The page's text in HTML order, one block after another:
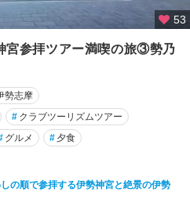
53
宮参拝ツアー満喫の旅③勢乃
勢志摩
# クラブツーリズムツアー
グルメ # 夕食
の順で参拝する伊勢神宮と絶景の伊勢